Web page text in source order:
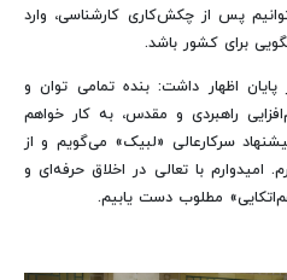
پس از چکش‌کاری کارشناسی، وارد
برای کشور باشد.
پایان اظهار داشت: بنده تمامی توان و
راهبردی و مقدس، به کار خواهم
سرکارعالی «لبیک» می‌گویم و از
امیدوارم با تعالی در اخلاق حرفه‌ای و
مطلوب دست یابیم.